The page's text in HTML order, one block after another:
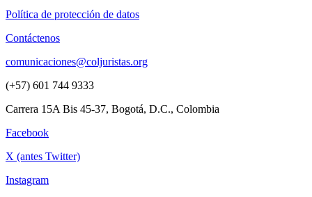
Política de protección de datos
Contáctenos
comunicaciones@coljuristas.org
(+57) 601 744 9333
Carrera 15A Bis 45-37, Bogotá, D.C., Colombia
Facebook
X (antes Twitter)
Instagram